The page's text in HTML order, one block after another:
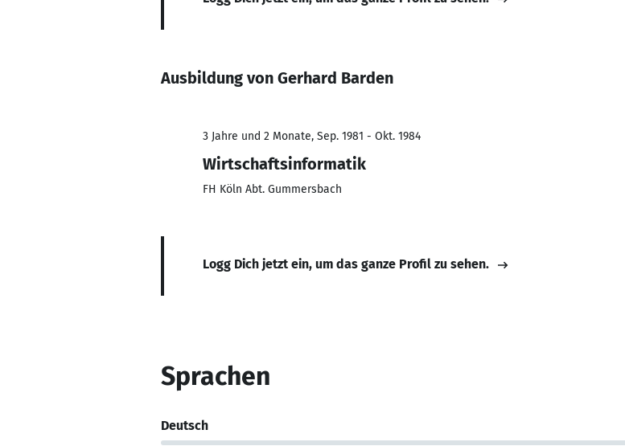
Ausbildung von Gerhard Barden
3 Jahre und 2 Monate, Sep. 1981 - Okt. 1984
Wirtschaftsinformatik
FH Köln Abt. Gummersbach
Logg Dich jetzt ein, um das ganze Profil zu sehen.
Sprachen
Deutsch